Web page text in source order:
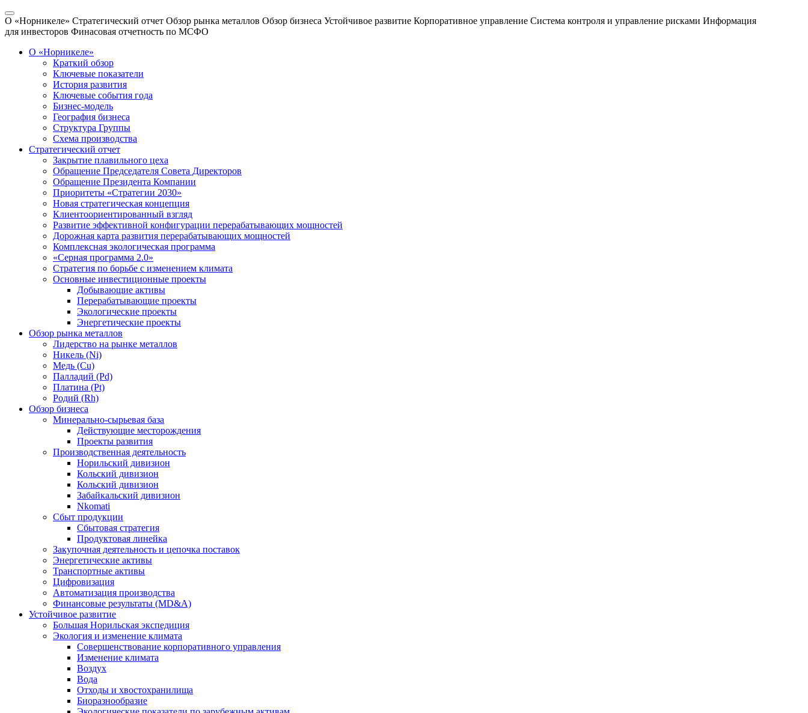
О «Норникеле» Стратегический отчет Обзор рынка металлов Обзор бизнеса Устойчивое развитие Корпоративное управление Система контроля и управление рисками Информация
для инвесторов Финасовая отчетность по МСФО
О «Норникеле»
Краткий обзор
Ключевые показатели
История развития
Ключевые события года
Бизнес-модель
География бизнеса
Структура Группы
Схема производства
Стратегический отчет
Закрытие плавильного цеха
Обращение Председателя Совета Директоров
Обращение Президента Компании
Приоритеты «Стратегии 2030»
Новая стратегическая концепция
Клиентоориентированный взгляд
Развитие эффективной конфигурации перерабатывающих мощностей
Дорожная карта развития перерабатывающих мощностей
Комплексная экологическая программа
«Серная программа 2.0»
Стратегия по борьбе с изменением климата
Основные инвестиционные проекты
Добывающие активы
Перерабатывающие проекты
Экологические проекты
Энергетические проекты
Обзор рынка металлов
Лидерство на рынке металлов
Никель (Ni)
Медь (Cu)
Палладий (Pd)
Платина (Pt)
Родий (Rh)
Обзор бизнеса
Минерально-сырьевая база
Действующие месторождения
Проекты развития
Производственная деятельность
Норильский дивизион
Кольский дивизион
Кольский дивизион
Забайкальский дивизион
Nkomati
Сбыт продукции
Сбытовая стратегия
Продуктовая линейка
Закупочная деятельность и цепочка поставок
Энергетические активы
Транспортные активы
Цифровизация
Автоматизация производства
Финансовые результаты (MD&A)
Устойчивое развитие
Большая Норильская экспедиция
Экология и изменение климата
Совершенствование корпоративного управления
Изменение климата
Воздух
Вода
Отходы и хвостохранилища
Биоразнообразие